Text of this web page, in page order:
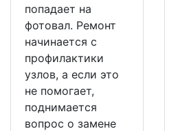
попадает на
фотовал. Ремонт
начинается с
профилактики
узлов, а если это
не помогает,
поднимается
вопрос о замене